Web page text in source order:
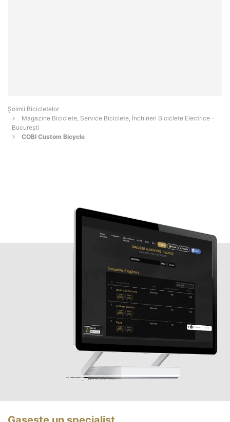
Șoimii Bicicletelor
Magazine Biciclete, Service Biciclete, Închirieri Biciclete Electrice -
Bucureşti
COBI Custom Bicycle